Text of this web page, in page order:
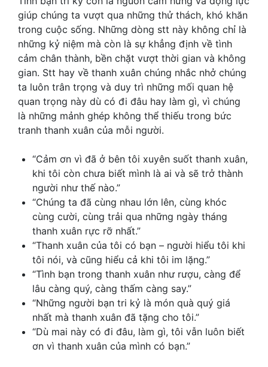
giúp chúng ta vượt qua những thử thách, khó khăn
trong cuộc sống. Những dòng stt này không chỉ là
những kỷ niệm mà còn là sự khẳng định về tình
cảm chân thành, bền chặt vượt thời gian và không
gian. Stt hay về thanh xuân chúng nhắc nhở chúng
ta luôn trân trọng và duy trì những mối quan hệ
quan trọng này dù có đi đâu hay làm gì, vì chúng
là những mảnh ghép không thể thiếu trong bức
tranh thanh xuân của mỗi người.
“Cảm ơn vì đã ở bên tôi xuyên suốt thanh xuân,
khi tôi còn chưa biết mình là ai và sẽ trở thành
người như thế nào.”
“Chúng ta đã cùng nhau lớn lên, cùng khóc
cùng cười, cùng trải qua những ngày tháng
thanh xuân rực rỡ nhất.”
“Thanh xuân của tôi có bạn – người hiểu tôi khi
tôi nói, và cũng hiểu cả khi tôi im lặng.”
“Tình bạn trong thanh xuân như rượu, càng để
lâu càng quý, càng thấm càng say.”
“Những người bạn tri kỷ là món quà quý giá
nhất mà thanh xuân đã tặng cho tôi.”
“Dù mai này có đi đâu, làm gì, tôi vẫn luôn biết
ơn vì thanh xuân của mình có bạn.”